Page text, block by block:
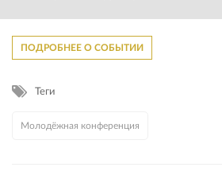
ПОДРОБНЕЕ О СОБЫТИИ
Теги
Молодёжная конференция